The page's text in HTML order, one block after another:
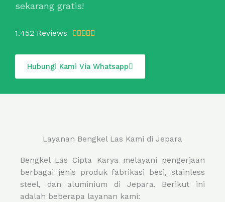
sekarang gratis!
1.452 Reviews 
t
e
d
5
o
5
Hubungi Kami Via Whatsapp
Layanan Bengkel Las Kami di Jepara
Bengkel Las Cipta Karya melayani pengerjaan
berbagai jenis produk fabrikasi besi, stainless
steel, dan aluminium di Jepara. Berikut ini
adalah beberapa layanan kami: